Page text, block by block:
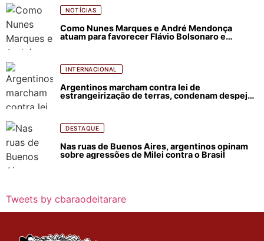
NOTÍCIAS
Como Nunes Marques e André Mendonça
atuam para favorecer Flávio Bolsonaro e
INTERNACIONAL
Argentinos marcham contra lei de
estrangeirização de terras, condenam despejos
DESTAQUE
Nas ruas de Buenos Aires, argentinos opinam
sobre agressões de Milei contra o Brasil
Tweets by cbaraodeitarare